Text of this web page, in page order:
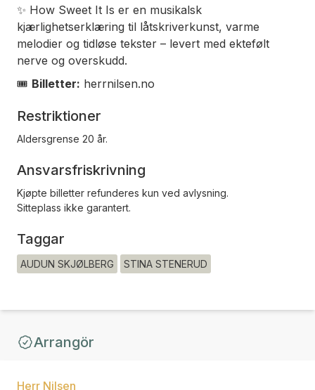
✨ How Sweet It Is er en musikalsk
kjærlighetserklæring til låtskriverkunst, varme
melodier og tidløse tekster – levert med ektefølt
nerve og overskudd.
🎟️ Billetter: herrnilsen.no
Restriktioner
Aldersgrense 20 år.
Ansvarsfriskrivning
Kjøpte billetter refunderes kun ved avlysning.
Sitteplass ikke garantert.
Taggar
AUDUN SKJØLBERG STINA STENERUD
Arrangör
Herr Nilsen